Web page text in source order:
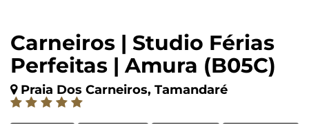
Carneiros | Studio Férias
Perfeitas | Amura (B05C)
Praia Dos Carneiros, Tamandaré